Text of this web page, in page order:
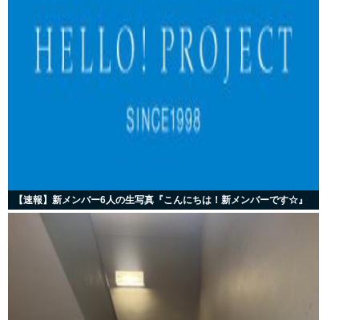
【速報】新メンバー6人の生写真『こんにちは！新メンバーです☆』